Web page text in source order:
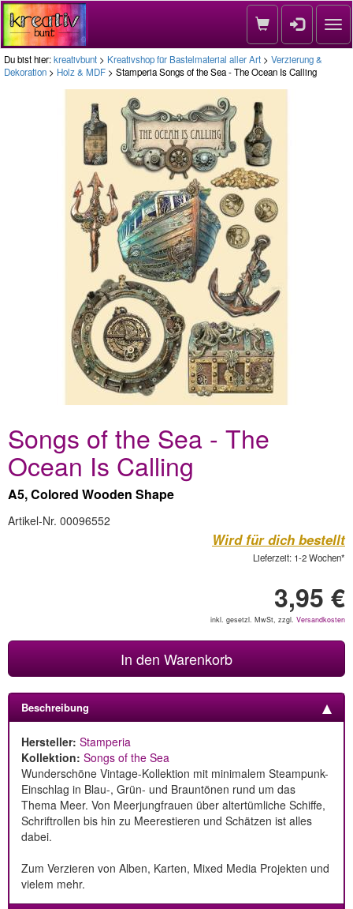
Du bist hier:kreativbunt > Kreativshop für Bastelmaterial aller Art > Verzierung &
Dekoration > Holz & MDF > Stamperia Songs of the Sea - The Ocean Is Calling
Songs of the Sea - The
Ocean Is Calling
A5, Colored Wooden Shape
Artikel-Nr. 00096552
Wird für dich bestellt
Lieferzeit: 1-2 Wochen*
3,95 €
inkl. gesetzl. MwSt, zzgl. Versandkosten
In den Warenkorb
Beschreibung
Hersteller: Stamperia
Kollektion: Songs of the Sea
Wunderschöne Vintage-Kollektion mit minimalem Steampunk-
Einschlag in Blau-, Grün- und Brauntönen rund um das
Thema Meer. Von Meerjungfrauen über altertümliche Schiffe,
Schriftrollen bis hin zu Meerestieren und Schätzen ist alles
dabei.
Zum Verzieren von Alben, Karten, Mixed Media Projekten und
vielem mehr.